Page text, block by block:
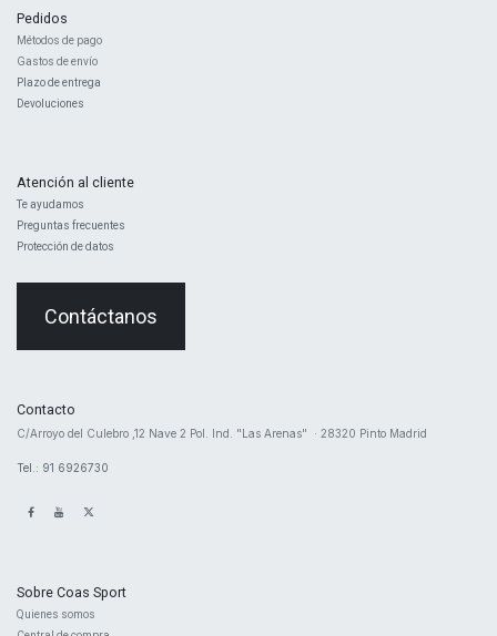
Pedidos
Métodos de pago
Gastos de envío
Plazo de entrega
Devoluciones
Atención al cliente
Te ayudamos
Preguntas frecuentes
Protección de datos
Contáctanos
Contacto
​C/Arroyo del Culebro ,12 Nave 2 ​Pol. Ind. "Las Arenas" · 28320 Pinto Madrid
Tel.: 91 6926730
Sobre Coas Sport
Quienes ​somos